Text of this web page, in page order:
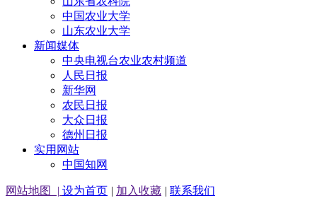
中国农业大学
山东农业大学
新闻媒体
中央电视台农业农村频道
人民日报
新华网
农民日报
大众日报
德州日报
实用网站
中国知网
网站地图 | 设为首页 | 加入收藏 | 联系我们